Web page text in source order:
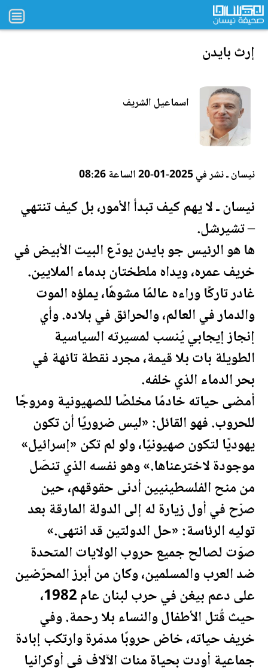
إرث بايدن
اسماعيل الشريف
نيسان ـ نشر في 2025-01-20 الساعة 08:26
نيسان ـ لا يهم كيف تبدأ الأمور، بل كيف تنتهي
– تشيرشل.
ها هو الرئيس جو بايدن يودّع البيت الأبيض في
خريف عمره، ويداه ملطختان بدماء الملايين.
غادر تاركًا وراءه عالمًا مشوهًا، يملؤه الموت
والدمار في العالم، والحرائق في بلاده. وأي
إنجاز إيجابي يُنسب لمسيرته السياسية
الطويلة بات بلا قيمة، مجرد نقطة تائهة في
بحر الدماء الذي خلفه.
أمضى حياته خادمًا مخلصًا للصهيونية ومروجًا
للحروب. فهو القائل: «ليس ضروريًا أن تكون
يهوديًا لتكون صهيونيًا، ولو لم تكن «إسرائيل»
موجودة لاخترعناها.» وهو نفسه الذي تنصّل
من منح الفلسطينيين أدنى حقوقهم، حين
صرّح في أول زيارة له إلى الدولة المارقة بعد
توليه الرئاسة: «حل الدولتين قد انتهى.»
صوّت لصالح جميع حروبالولايات المتحدة
ضد العرب والمسلمين، وكان من أبرز المحرّضين
على دعم بيغن في حرب لبنان عام 1982،
حيث قُتل الأطفال والنساء بلارحمة. وفي
خريف حياته، خاض حروبًا مدمّرة وارتكب إبادة
جماعية أودت بحياة مئات الآلاف في أوكرانيا